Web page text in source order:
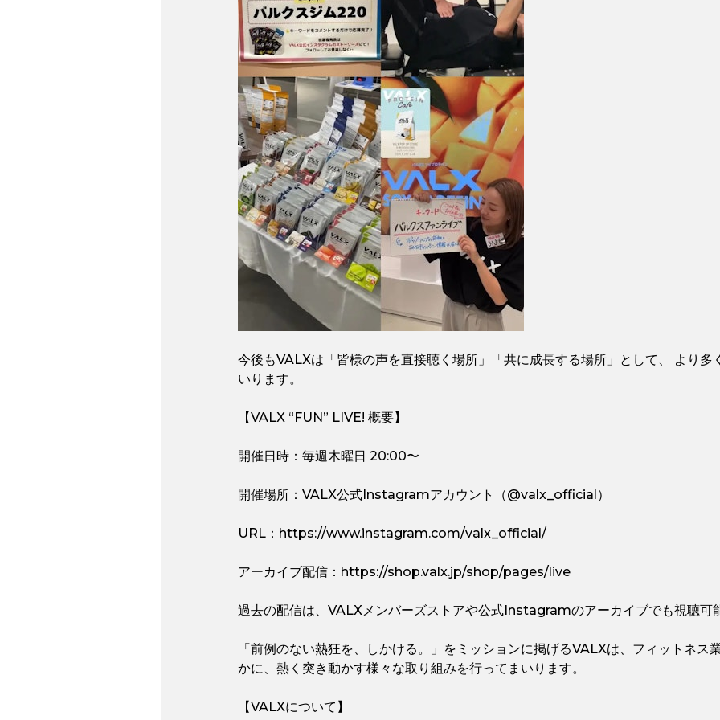
今後もVALXは「皆様の声を直接聴く場所」「共に成長する場所」として、 より多
いります。
【VALX “FUN” LIVE! 概要】
開催日時：毎週木曜日 20:00〜
開催場所：VALX公式Instagramアカウント（@valx_official）
URL：https://www.instagram.com/valx_official/
アーカイブ配信：https://shop.valx.jp/shop/pages/live
過去の配信は、VALXメンバーズストアや公式Instagramのアーカイブでも視聴可
「前例のない熱狂を、しかける。」をミッションに掲げるVALXは、フィットネ
かに、熱く突き動かす様々な取り組みを行ってまいります。
【VALXについて】